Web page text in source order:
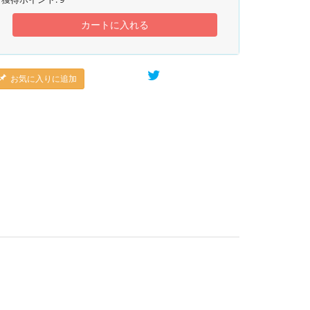
カートに入れる
お気に入りに追加